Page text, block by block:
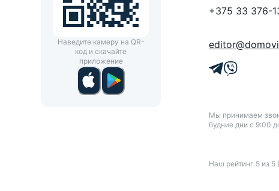
Наведите камеру на QR-
код и скачайте
приложение
+375 33 376-
Мы принимаем
будние дни с 9:00
Наш рейтинг 5 из 5 (